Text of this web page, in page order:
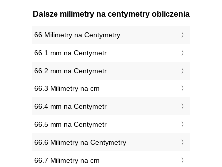
Dalsze milimetry na centymetry obliczenia
66 Milimetry na Centymetry
66.1 mm na Centymetr
66.2 mm na Centymetr
66.3 Milimetry na cm
66.4 mm na Centymetr
66.5 mm na Centymetr
66.6 Milimetry na Centymetry
66.7 Milimetry na cm